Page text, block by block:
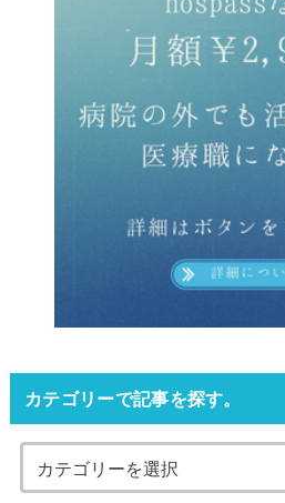
カテゴリーで記事を探す。